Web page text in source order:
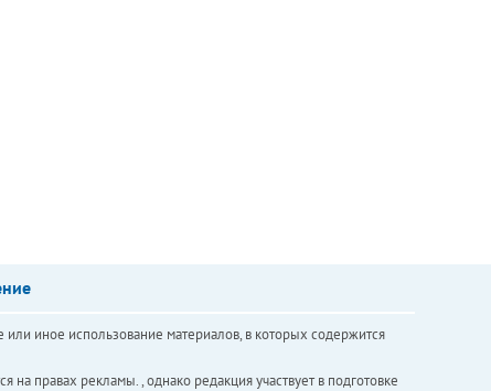
иное использование материалов, в которых содержится
правах рекламы. , однако редакция участвует в подготовке